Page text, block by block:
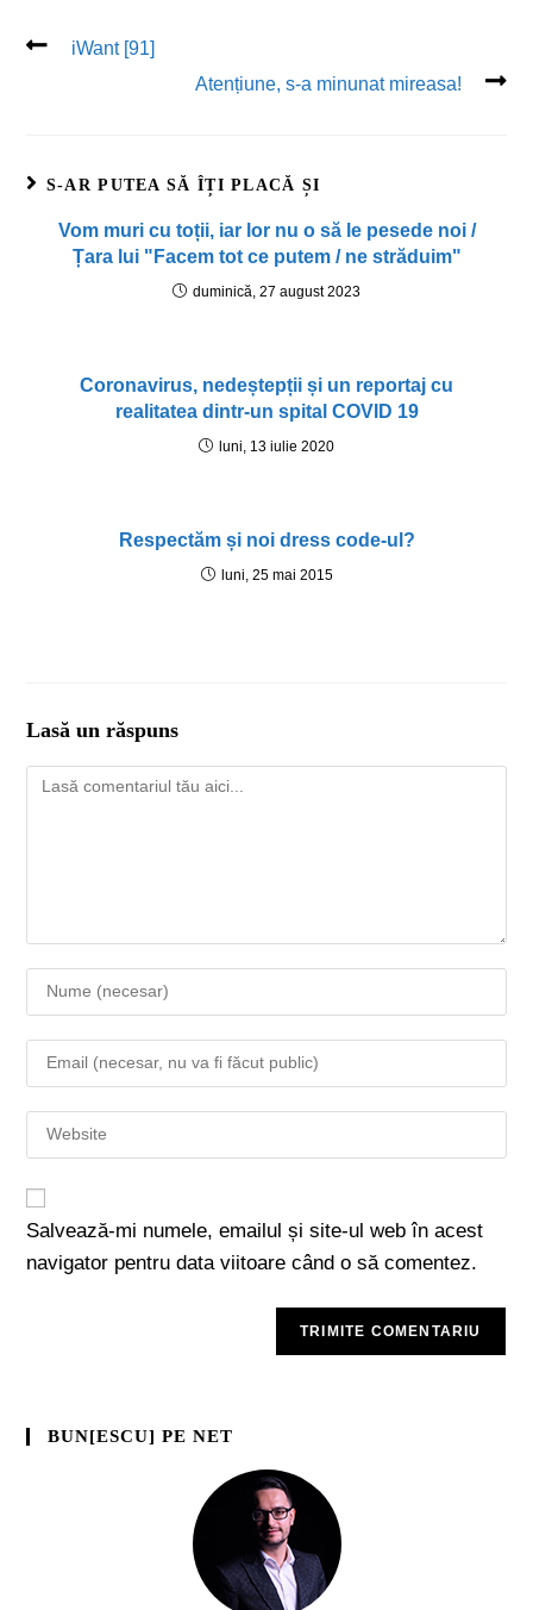
iWant [91]
Atențiune, s-a minunat mireasa!
S-AR PUTEA SĂ ÎȚI PLACĂ ȘI
Vom muri cu toții, iar lor nu o să le pesede noi /
Țara lui "Facem tot ce putem / ne străduim"
duminică, 27 august 2023
Coronavirus, nedeștepții și un reportaj cu
realitatea dintr-un spital COVID 19
luni, 13 iulie 2020
Respectăm și noi dress code-ul?
luni, 25 mai 2015
Lasă un răspuns
Salvează-mi numele, emailul și site-ul web în acest
navigator pentru data viitoare când o să comentez.
BUN[ESCU] PE NET